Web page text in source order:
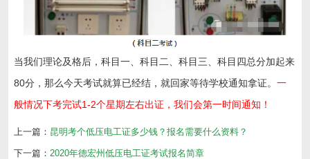
当我们理论及格后，科目一、科目二、科目三、科目四总分加起来
80分，那么今天考试就算已经结，就回家等待学校通知拿证。一
般情况下考完试1-2个星期左右出证，我们会第一时间通知！
上一篇： 昆明考个低压电工证多少钱？报名需要什么资料？
下一篇： 2020年德宏州低压电工证考试报名简章